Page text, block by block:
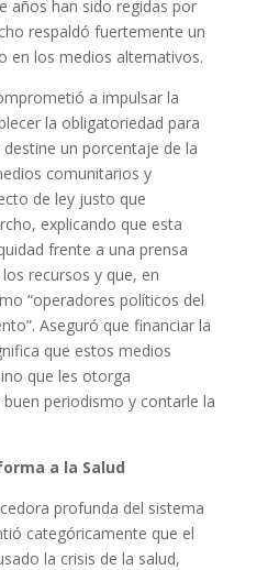
años han sido regidas por
respaldó fuertemente un
en los medios alternativos.
a impulsar la
la obligatoriedad para
un porcentaje de la
comunitarios y
de ley justo que
explicando que esta
frente a una prensa
recursos y que, en
“operadores políticos del
Aseguró que financiar la
que estos medios
que les otorga
periodismo y contarle la
a la Salud
profunda del sistema
categóricamente que el
la crisis de la salud,